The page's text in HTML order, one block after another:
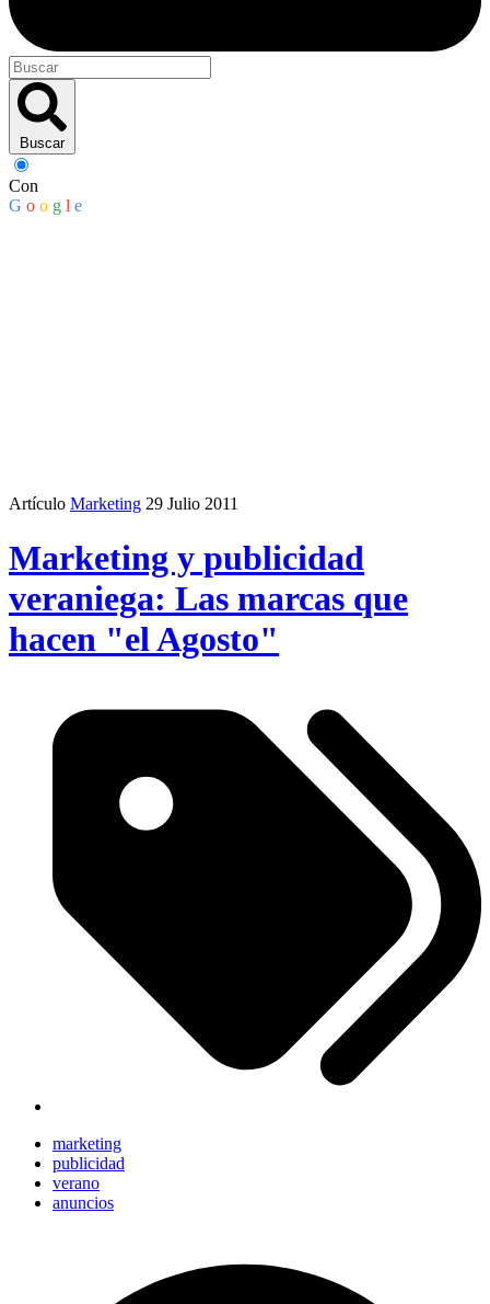
Buscar
Con
G o o g l e
Artículo Marketing 29 Julio 2011
Marketing y publicidad
veraniega: Las marcas que
hacen "el Agosto"
marketing
publicidad
verano
anuncios